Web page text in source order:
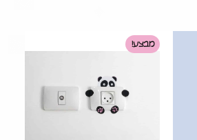
מבצע!